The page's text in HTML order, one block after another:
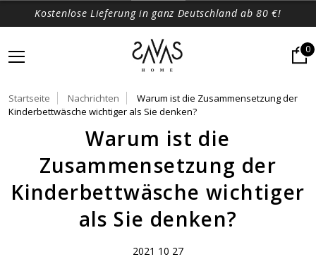
Kostenlose Lieferung in ganz Deutschland ab 80 €!
0
Startseite Nachrichten
Warum ist die Zusammensetzung der
Kinderbettwäsche wichtiger als Sie denken?
Warum ist die
Zusammensetzung der
Kinderbettwäsche wichtiger
als Sie denken?
2021 10 27